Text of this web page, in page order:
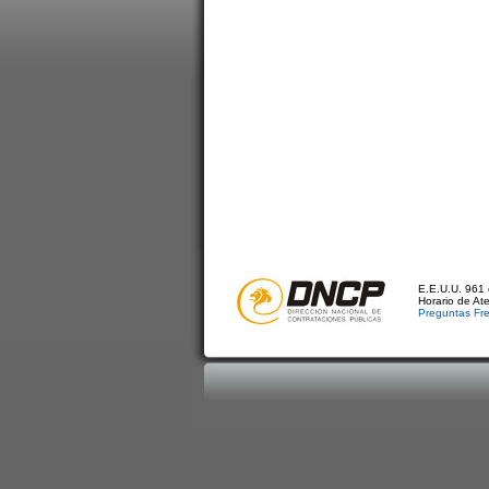
E.E.U.U. 961
Horario de
Preguntas